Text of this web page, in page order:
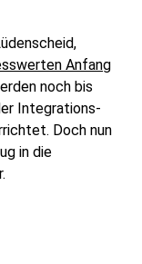
Anfang
noch bis
Integrations-
Doch nun
in die